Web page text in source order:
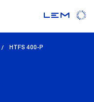
lem_current_page
HTFS 400-P